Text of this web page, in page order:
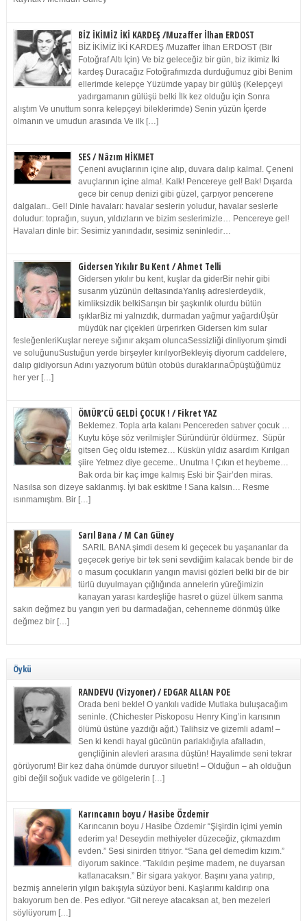
BİZ İKİMİZ İKİ KARDEŞ /Muzaffer İlhan ERDOST
BİZ İKİMİZ İKİ KARDEŞ /Muzaffer İlhan ERDOST (Bir
Fotoğraf Altı İçin) Ve biz geleceğiz bir gün, biz ikimiz İki
kardeş Duracağız Fotoğrafımızda durduğumuz gibi Benim
ellerimde kelepçe Yüzümde yapay bir gülüş (Kelepçeyi
yadırgamanın gülüşü belki İlk kez olduğu için Sonra
alıştım Ve unuttum sonra kelepçeyi bileklerimde) Senin yüzün İçerde
olmanın ve umudun arasında Ve ilk […]
SES / Nâzım HİKMET
Çeneni avuçlarının içine alıp, duvara dalıp kalma!. Çeneni
avuçlarının içine alma!. Kalk! Pencereye gel! Bak! Dışarda
gece bir cenup denizi gibi güzel, çarpıyor pencerene
dalgaları.. Gel! Dinle havaları: havalar seslerin yoludur, havalar seslerle
doludur: toprağın, suyun, yıldızların ve bizim seslerimizle… Pencereye gel!
Havaları dinle bir: Sesimiz yanındadır, sesimiz seninledir…
Gidersen Yıkılır Bu Kent / Ahmet Telli
Gidersen yıkılır bu kent, kuşlar da giderBir nehir gibi
susarım yüzünün deltasındaYanlış adreslerdeydik,
kimliksizdik belkiSarışın bir şaşkınlık olurdu bütün
ışıklarBiz mi yalnızdık, durmadan yağmur yağardıÜşür
müydük nar çiçekleri ürperirken Gidersen kim sular
fesleğenleriKuşlar nereye sığınır akşam oluncaSessizliği dinliyorum şimdi
ve soluğunuSustuğun yerde birşeyler kırılıyorBekleyiş diyorum caddelere,
dalıp gidiyorsun Adını yazıyorum bütün otobüs duraklarınaÖpüştüğümüz
her yer […]
ÖMÜR’CÜ GELDİ ÇOCUK ! / Fikret YAZ
Beklemez. Topla arta kalanı Pencereden satıver çocuk …
Kuytu köşe söz verilmişler Süründürür öldürmez. Süpür
gitsen Geç oldu istemez… Küskün yıldız asardım Kırılgan
şiire Yetmez diye geceme.. Unutma ! Çıkın et heybeme…
Bak orda bir kaç imge kalmış Eski bir Şair’den miras.
Nasılsa son dizeye saklanmış. İyi bak eskitme ! Sana kalsın… Resme
ısınmamıştım. Bir […]
Sarıl Bana / M Can Güney
SARIL BANA şimdi desem ki geçecek bu yaşananlar da
geçecek geriye bir tek seni sevdiğim kalacak bende bir de
o masum çocukların yangın mavisi gözleri belki bir de bir
türlü duyulmayan çığlığında annelerin yüreğimizin
kanayan yarası kardeşliğe hasret o güzel ülkem sanma
sakın değmez bu yangın yeri bu darmadağan, cehenneme dönmüş ülke
değmez bir […]
Öykü
RANDEVU (Vizyoner) / EDGAR ALLAN POE
Orada beni bekle! O yankılı vadide Mutlaka buluşacağım
seninle. (Chichester Piskoposu Henry King’in karısının
ölümü üstüne yazdığı ağıt.) Talihsiz ve gizemli adam! –
Sen ki kendi hayal gücünün parlaklığıyla afalladın,
gençliğinin alevleri arasına düştün! Hayalimde seni tekrar
görüyorum! Bir kez daha önümde duruyor siluetin! – Olduğun – ah olduğun
gibi değil soğuk vadide ve gölgelerin […]
Karıncanın boyu / Hasibe Özdemir
Karıncanın boyu / Hasibe Özdemir “Şişirdin içimi yemin
ederim ya! Deseydin methiyeler düzeceğiz, çıkmazdım
evden.” Sesi sinirden titriyor. “Sana gel demedim kızım.”
diyorum sakince. “Takıldın peşime madem, ne duyarsan
katlanacaksın.” Bir sigara yakıyor. Başını yana yatırıp,
bezmiş annelerin yılgın bakışıyla süzüyor beni. Kaşlarımı kaldırıp ona
bakıyorum ben de. Pes ediyor. “Git nereye atacaksan at, ben mezeleri
söylüyorum […]